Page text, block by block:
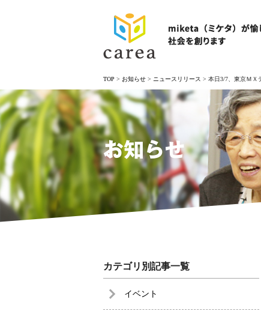
TOP > お知らせ > ニュースリリース > 本日3/7、東京ＭＸ
お知らせ
カテゴリ別記事一覧
イベント